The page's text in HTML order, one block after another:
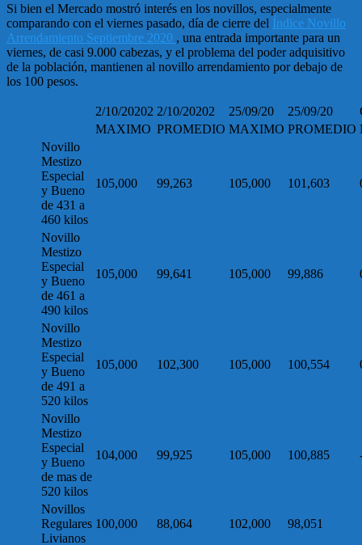
Si bien el Mercado mostró interés en los novillos, especialmente
comparando con el viernes pasado, día de cierre del Índice Novillo
Arrendamiento Septiembre 2020 , una entrada importante para un
viernes, de casi 9.000 cabezas, y el problema del poder adquisitivo
de la población, mantienen al novillo arrendamiento por debajo de
los 100 pesos.
2/10/20202 2/10/20202 25/09/20 25/09/20
MAXIMO PROMEDIO MAXIMO PROMEDIO
Novillo
Mestizo
Especial
y Bueno
de 431 a
460 kilos
105,000 99,263 105,000 101,603
Novillo
Mestizo
Especial
y Bueno
de 461 a
490 kilos
105,000 99,641 105,000 99,886
Novillo
Mestizo
Especial
y Bueno
de 491 a
520 kilos
105,000 102,300 105,000 100,554
Novillo
Mestizo
Especial
y Bueno
de mas de
520 kilos
104,000 99,925 105,000 100,885
Novillos
Regulares
Livianos
100,000 88,064 102,000 98,051